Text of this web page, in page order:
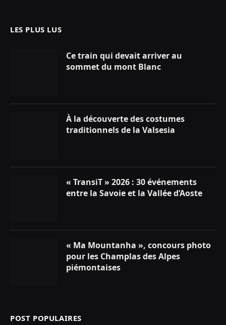
LES PLUS LUS
Ce train qui devait arriver au
sommet du mont Blanc
À la découverte des costumes
traditionnels de la Valsesia
« TransiT » 2026 : 30 événements
entre la Savoie et la Vallée d’Aoste
« Ma Mountanha », concours photo
pour les Champlas des Alpes
piémontaises
POST POPULAIRES